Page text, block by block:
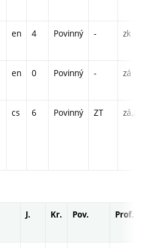
en 4 Povinný - zk
en 0 Povinný - zá
cs 6 Povinný ZT zá,zk
J. Kr. Pov. Prof.